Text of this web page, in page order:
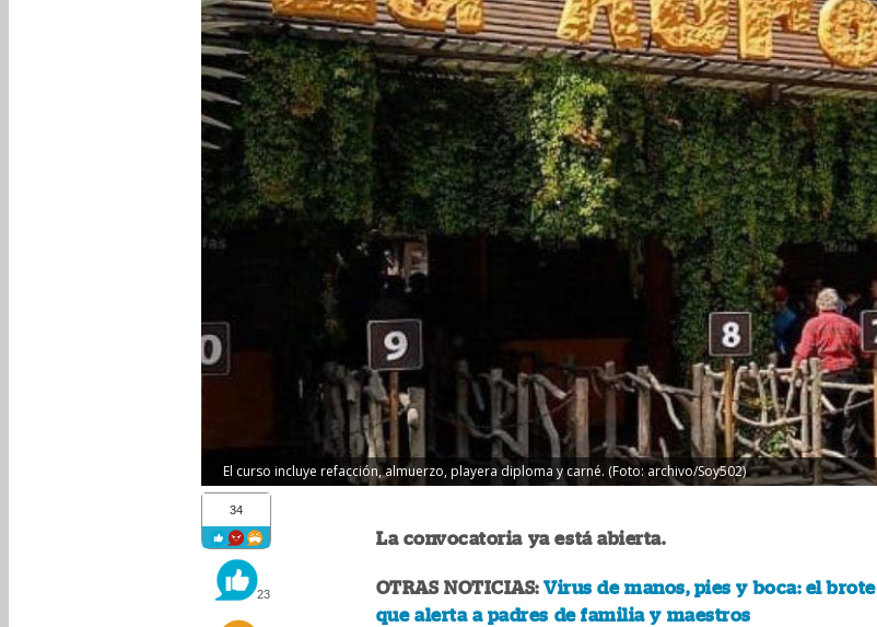
El curso incluye refacción, almuerzo, playera diploma y carné. (Foto: archivo/Soy502)
34
23
La convocatoria ya está abierta.
OTRAS NOTICIAS:Virus de manos, pies y boca: el brote
que alerta a padres de familia y maestros